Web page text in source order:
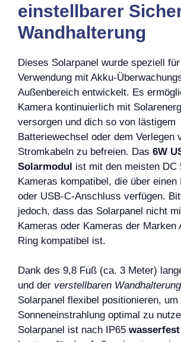
einstellbarer
Wandhalterung
Dieses Solarpanel wurde speziell
Verwendung mit Akku-
Außenbereich entwickelt. Es
Kamera kontinuierlich mit
versorgen und dich so von lästigem
Batteriewechsel oder dem Verlegen
Stromkabeln zu befreien. Das 6W
Solarmodul ist mit den meisten DC
Kameras kompatibel, die über einen
oder USB-C-Anschluss verfügen.
jedoch, dass das Solarpanel nicht
Kameras oder Kameras der Marken
Ring kompatibel ist.
Dank des 9,8 Fuß (ca. 3 Meter)
und der verstellbaren Wandhalterung
Solarpanel flexibel positionieren, um
Sonneneinstrahlung optimal zu
Solarpanel ist nach IP65 wasserfest